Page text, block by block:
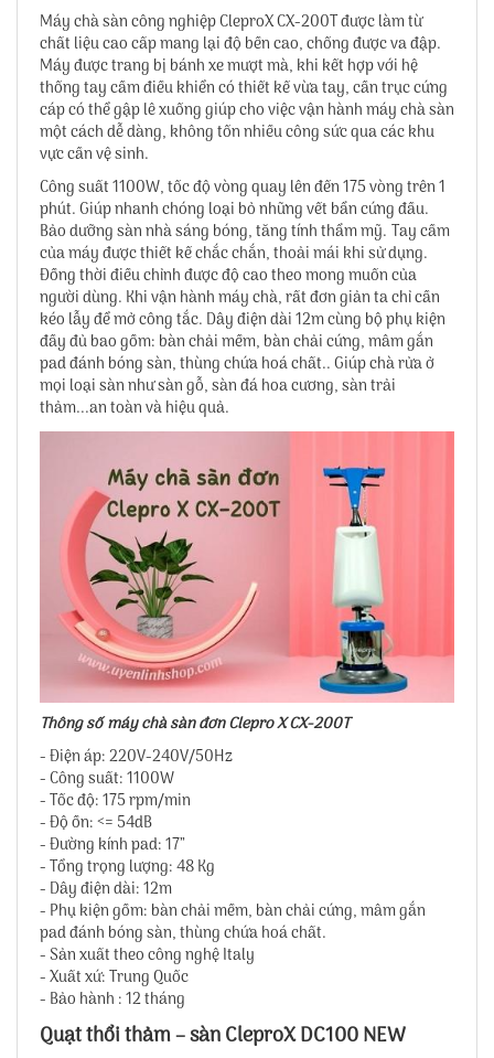
Máy chà sàn công nghiệp CleproX CX-200T được làm từ
chất liệu cao cấp mang lại độ bền cao, chống được va đập.
Máy được trang bị bánh xe mượt mà, khi kết hợp với hệ
thống tay cầm điều khiển có thiết kế vừa tay, cần trục cứng
cáp có thể gập lê xuống giúp cho việc vận hành máy chà sàn
một cách dễ dàng, không tốn nhiều công sức qua các khu
vực cần vệ sinh.
Công suất 1100W, tốc độ vòng quay lên đến 175 vòng trên 1
phút. Giúp nhanh chóng loại bỏ những vết bẩn cứng đầu.
Bảo dưỡng sàn nhà sáng bóng, tăng tính thẩm mỹ. Tay cầm
của máy được thiết kế chắc chắn, thoải mái khi sử dụng.
Đồng thời điều chỉnh được độ cao theo mong muốn của
người dùng. Khi vận hành máy chà, rất đơn giản ta chỉ cần
kéo lẫy để mở công tắc. Dây điện dài 12m cùng bộ phụ kiện
đầy đủ bao gồm: bàn chải mềm, bàn chải cứng, mâm gắn
pad đánh bóng sàn, thùng chứa hoá chất.. Giúp chà rửa ở
mọi loại sàn như sàn gỗ, sàn đá hoa cương, sàn trải
thảm...an toàn và hiệu quả.
Thông số máy chà sàn đơn Clepro X CX-200T
- Điện áp: 220V-240V/50Hz
- Công suất: 1100W
- Tốc độ: 175 rpm/min
- Độ ồn: <= 54dB
- Đường kính pad: 17”
- Tổng trọng lượng: 48 Kg
- Dây điện dài: 12m
- Phụ kiện gồm: bàn chải mềm, bàn chải cứng, mâm gắn
pad đánh bóng sàn, thùng chứa hoá chất.
- Sản xuất theo công nghệ Italy
- Xuất xứ: Trung Quốc
- Bảo hành : 12 tháng
Quạt thổi thảm – sàn CleproX DC100 NEW